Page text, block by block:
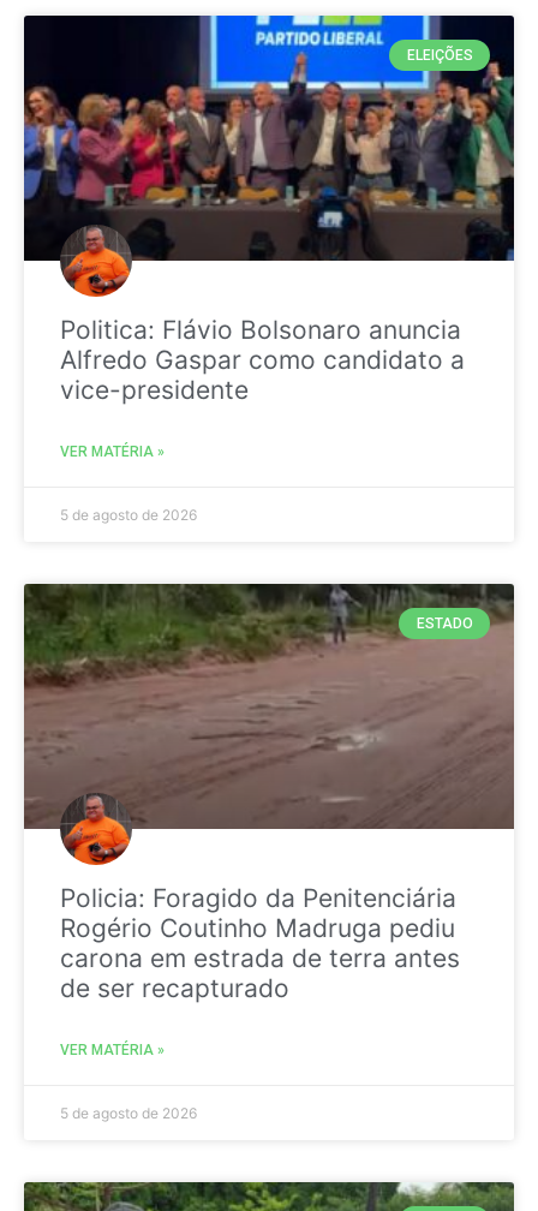
ELEIÇÕES
Politica: Flávio Bolsonaro anuncia
Alfredo Gaspar como candidato a
vice-presidente
VER MATÉRIA »
5 de agosto de 2026
ESTADO
Policia: Foragido da Penitenciária
Rogério Coutinho Madruga pediu
carona em estrada de terra antes
de ser recapturado
VER MATÉRIA »
5 de agosto de 2026